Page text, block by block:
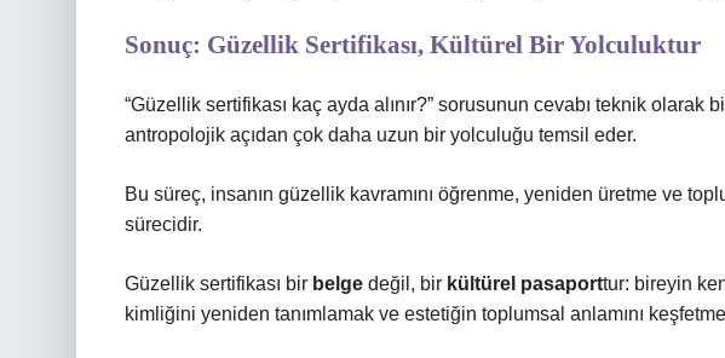
Sonuç: Güzellik Sertifikası, Kültürel Bir Yolculuktur
“Güzellik sertifikası kaç ayda alınır?” sorusunun cevabı teknik olarak
antropolojik açıdan çok daha uzun bir yolculuğu temsil eder.
Bu süreç, insanın güzellik kavramını öğrenme, yeniden üretme ve
sürecidir.
Güzellik sertifikası bir belge değil, bir kültürel pasaporttur: bireyin
kimliğini yeniden tanımlamak ve estetiğin toplumsal anlamını